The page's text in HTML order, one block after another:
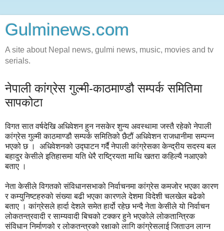
Gulminews.com
A site about Nepal news, gulmi news, music, movies and tv
serials.
नेपाली कांग्रेस गुल्मी-काठमाण्डौ सम्पर्क समितिमा
सापकोटा
विगत सात वर्षदेखि अधिवेशन हुन नसकेर शुन्य अवस्थामा जस्तै रहेको नेपाली
कांग्रेस गुल्मी काठमाण्डौ सम्पर्क समितिको छैटौं अधिवेशन राजधानीमा सम्पन्न
भएको छ । अधिवेशनको उद्घाटन गर्दै नेपाली कांग्रेसका केन्द्रीय सदस्य बल
बहादुर केसीले इतिहासमा यति धेरै राष्ट्रियता माथि खतरा कहिल्यै नआएको
बताए ।
नेता केसीले विगतको संविधानसभाको निर्वाचनमा कांग्रेस कमजोर भएका कारण
र कम्युनिष्टहरुको संख्या बढी भएका कारणले देशमा विदेशी चलखेल बढेको
बताए । कांग्रेसले हार्दा देशले समेत हार्दो रहेछ भन्दै नेता केसीले यो निर्वाचन
लोकतन्त्रवादी र साम्यवादी बिचको टक्कर हुने भएकोले लोकतान्त्रिक
संविधान निर्माणको र लोकतन्त्रको रक्षाको लागि कांग्रेसलाई जिताउन लाग्न